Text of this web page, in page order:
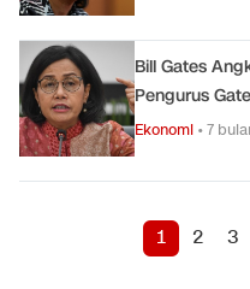
Bill Gates
Pengurus
Ekonomi •7
1 2 3